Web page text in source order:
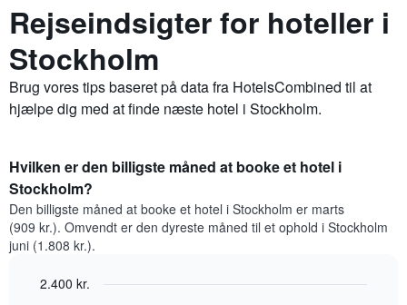
Rejseindsigter for hoteller i
Stockholm
Brug vores tips baseret på data fra HotelsCombined til at
hjælpe dig med at finde næste hotel i Stockholm.
Hvilken er den billigste måned at booke et hotel i
Stockholm?
Den billigste måned at booke et hotel i Stockholm er marts
(909 kr.). Omvendt er den dyreste måned til et ophold i Stockholm
juni (1.808 kr.).
2.400 kr.